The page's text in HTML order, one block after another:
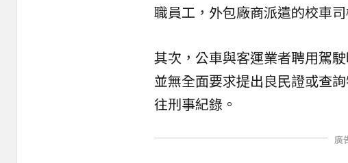
職員工，外包廠商派遣的校車
其次，公車與客運業者聘用駕
並無全面要求提出良民證或查
往刑事紀錄。
廣